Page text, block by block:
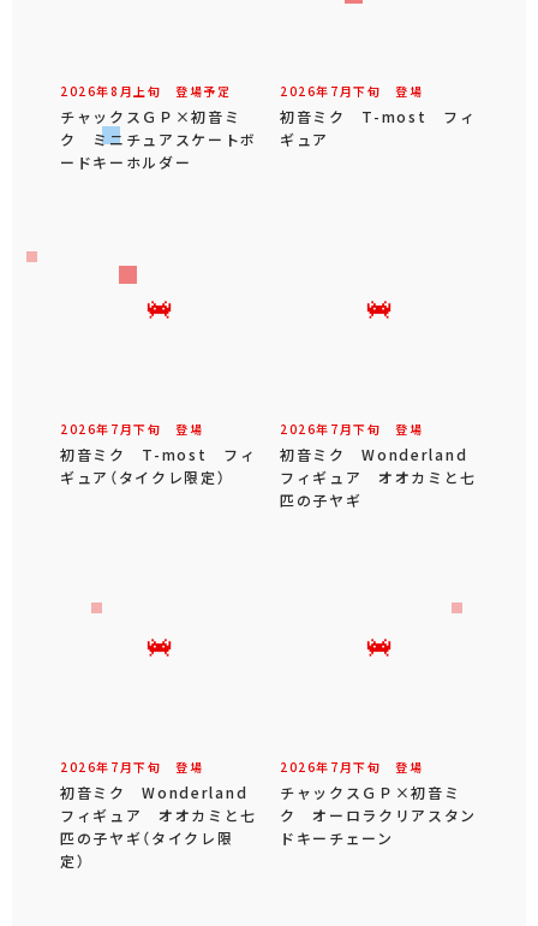
2026年8 月 上旬 登場予定
チャックスＧＰ×初音ミ
ク ミニチュアスケートボ
ードキーホルダー
2026年 7 月下旬 登場
初音ミク T-most フィ
ギュア
2026年 7 月下旬 登場
初音ミク T-most フィ
ギュア（タイクレ限定）
2026年 7 月下旬 登場
初音ミク Wonderland
フィギュア オオカミと七
匹の子ヤギ
2026年 7 月下旬 登場
初音ミク Wonderland
フィギュア オオカミと七
匹の子ヤギ（タイクレ限
定）
2026年 7 月下旬 登場
チャックスＧＰ×初音ミ
ク オーロラクリアスタン
ドキーチェーン